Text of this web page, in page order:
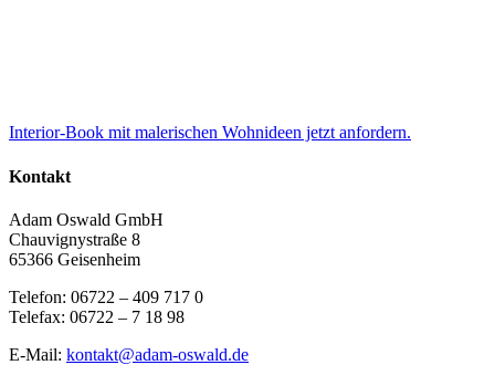
Interior-Book mit malerischen Wohnideen jetzt anfordern.
Kontakt
Adam Oswald GmbH
Chauvignystraße 8
65366 Geisenheim
Telefon: 06722 – 409 717 0
Telefax: 06722 – 7 18 98
E-Mail: kontakt@adam-oswald.de